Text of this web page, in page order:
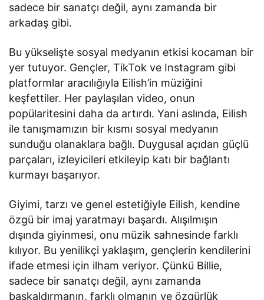
sadece bir sanatçı değil, aynı zamanda bir
arkadaş gibi.
Bu yükselişte sosyal medyanın etkisi kocaman bir
yer tutuyor. Gençler, TikTok ve Instagram gibi
platformlar aracılığıyla Eilish’in müziğini
keşfettiler. Her paylaşılan video, onun
popülaritesini daha da artırdı. Yani aslında, Eilish
ile tanışmamızın bir kısmı sosyal medyanın
sunduğu olanaklara bağlı. Duygusal açıdan güçlü
parçaları, izleyicileri etkileyip katı bir bağlantı
kurmayı başarıyor.
Giyimi, tarzı ve genel estetiğiyle Eilish, kendine
özgü bir imaj yaratmayı başardı. Alışılmışın
dışında giyinmesi, onu müzik sahnesinde farklı
kılıyor. Bu yenilikçi yaklaşım, gençlerin kendilerini
ifade etmesi için ilham veriyor. Çünkü Billie,
sadece bir sanatçı değil, aynı zamanda
başkaldırmanın, farklı olmanın ve özgürlük